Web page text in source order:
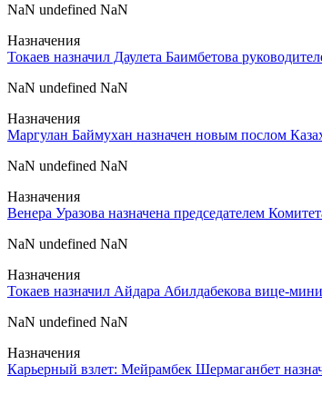
NaN undefined NaN
Назначения
Токаев назначил Даулета Баимбетова
NaN undefined NaN
Назначения
Маргулан Баймухан назначен новым послом
NaN undefined NaN
Назначения
Венера Уразова назначена председателем
NaN undefined NaN
Назначения
Токаев назначил Айдара Абилдабекова вице-
NaN undefined NaN
Назначения
Карьерный взлет: Мейрамбек Шермаганбет